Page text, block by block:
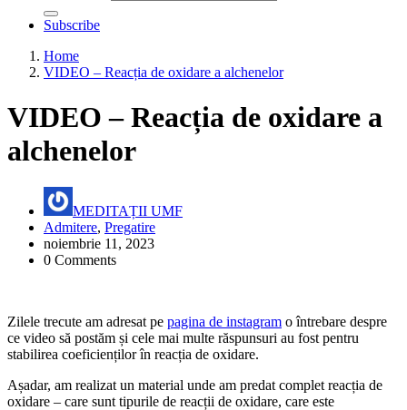
Subscribe
Home
VIDEO – Reacția de oxidare a alchenelor
VIDEO – Reacția de oxidare a
alchenelor
MEDITAȚII UMF
Admitere, Pregatire
noiembrie 11, 2023
0 Comments
Zilele trecute am adresat pe pagina de instagram o întrebare despre
ce video să postăm și cele mai multe răspunsuri au fost pentru
stabilirea coeficienților în reacția de oxidare.
Așadar, am realizat un material unde am predat complet reacția de
oxidare – care sunt tipurile de reacții de oxidare, care este